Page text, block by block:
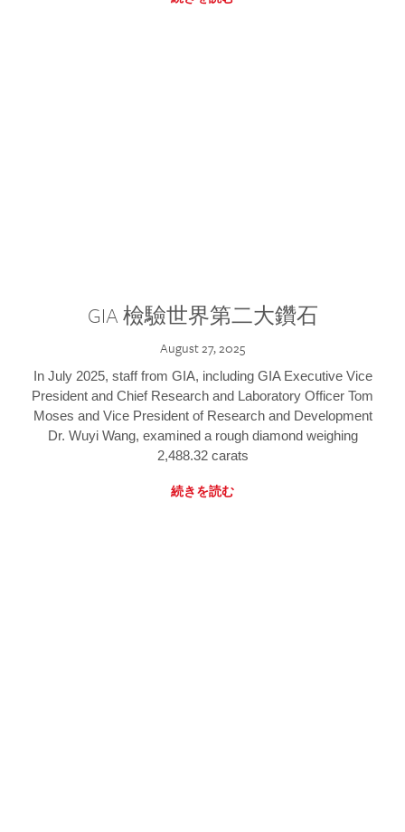
GIA 檢驗世界第二大鑽石
August 27, 2025
In July 2025, staff from GIA, including GIA Executive Vice
President and Chief Research and Laboratory Officer Tom
Moses and Vice President of Research and Development
Dr. Wuyi Wang, examined a rough diamond weighing
2,488.32 carats
続きを読む